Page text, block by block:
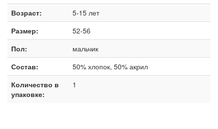
Возраст:
5-15 лет
Размер:
52-56
Пол:
мальчик
Состав:
50% хлопок, 50% акрил
Количество в
упаковке:
1